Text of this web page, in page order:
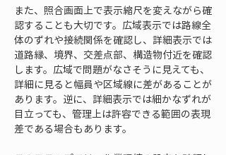
また、照合画面上で表示縮尺を変えながら確
認することも大切です。広域表示では路線全
体のずれや接続関係を確認し、詳細表示では
道路縁、境界、交差点部、構造物付近を確認
します。広域で問題がなさそうに見えても、
詳細に見ると幅員や区域線に差があることが
あります。逆に、詳細表示では細かなずれが
目立っても、管理上は許容できる範囲の表現
差である場合もあります。